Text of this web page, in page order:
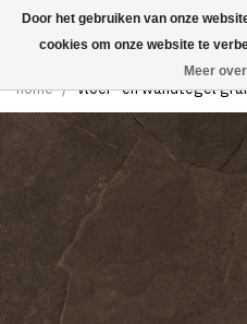
home / vloer- en wandtegel
Door het gebruiken van onze
cookies om onze website te
Meer